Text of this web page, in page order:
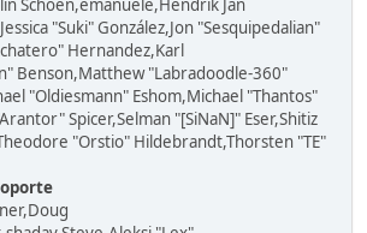
Schoen,emanuele,Hendrik Jan
"Suki" González,Jon "Sesquipedalian"
Hernandez,Karl
Benson,Matthew "Labradoodle-360"
"Oldiesmann" Eshom,Michael "Thantos"
Spicer,Selman "[SiNaN]" Eser,Shitiz
"Orstio" Hildebrandt,Thorsten "TE"